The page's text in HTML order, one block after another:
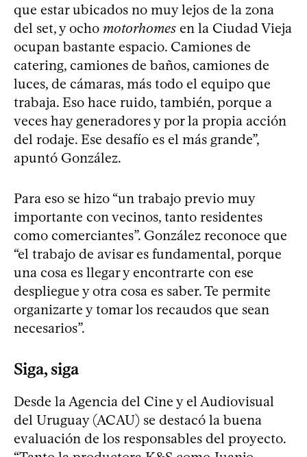
que estar ubicados no muy lejos de la zona
del set, y ocho motorhomes en la Ciudad Vieja
ocupan bastante espacio. Camiones de
catering, camiones de baños, camiones de
luces, de cámaras, más todo el equipo que
trabaja. Eso hace ruido, también, porque a
veces hay generadores y por la propia acción
del rodaje. Ese desafío es el más grande”,
apuntó González.
Para eso se hizo “un trabajo previo muy
importante con vecinos, tanto residentes
como comerciantes”. González reconoce que
“el trabajo de avisar es fundamental, porque
una cosa es llegar y encontrarte con ese
despliegue y otra cosa es saber. Te permite
organizarte y tomar los recaudos que sean
necesarios”.
Siga, siga
Desde la Agencia del Cine y el Audiovisual
del Uruguay (ACAU) se destacó la buena
evaluación de los responsables del proyecto.